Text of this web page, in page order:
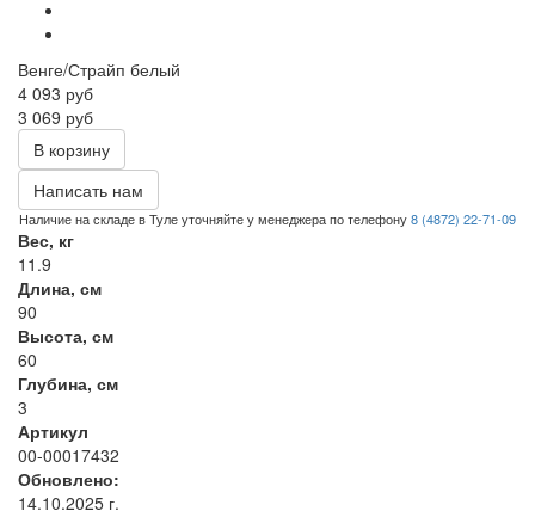
Венге/Страйп белый
4 093 руб
3 069 руб
В корзину
Написать нам
Наличие на складе в Туле уточняйте у менеджера по телефону8 (4872) 22-71-09
Вес, кг
11.9
Длина, см
90
Высота, см
60
Глубина, см
3
Артикул
00-00017432
Обновлено:
14.10.2025 г.